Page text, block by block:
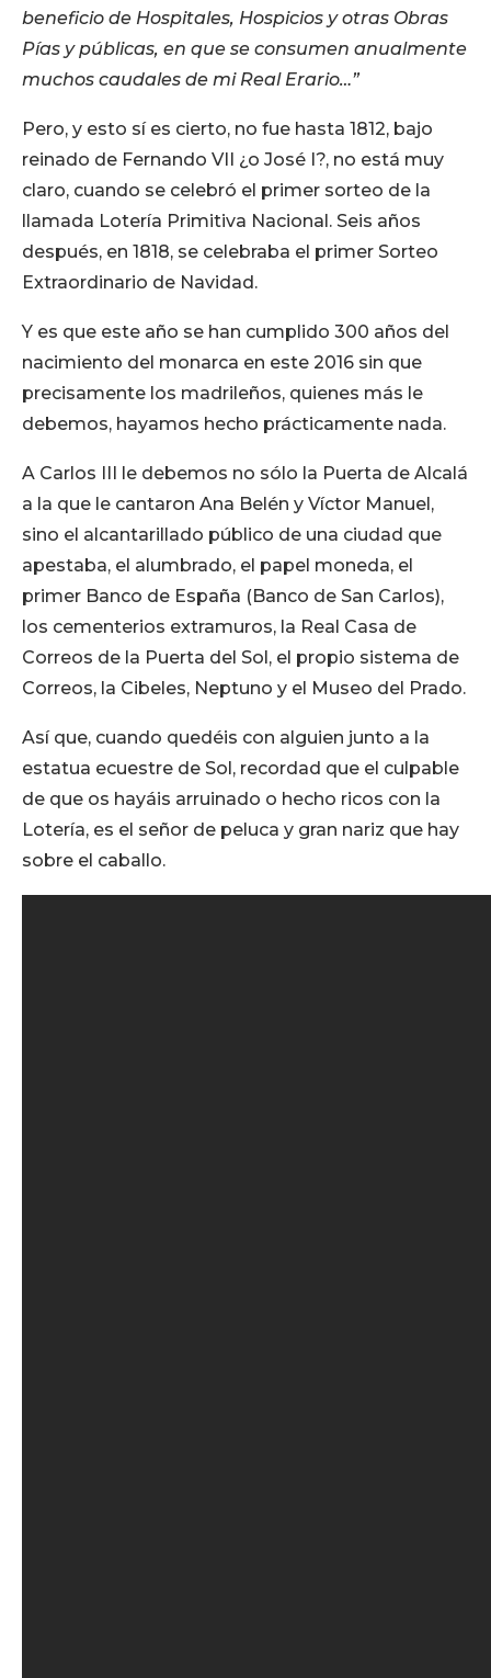
beneficio de Hospitales, Hospicios y otras Obras
Pías y públicas, en que se consumen anualmente
muchos caudales de mi Real Erario…”
Pero, y esto sí es cierto, no fue hasta 1812, bajo
reinado de Fernando VII ¿o José I?, no está muy
claro, cuando se celebró el primer sorteo de la
llamada Lotería Primitiva Nacional. Seis años
después, en 1818, se celebraba el primer Sorteo
Extraordinario de Navidad.
Y es que este año se han cumplido 300 años del
nacimiento del monarca en este 2016 sin que
precisamente los madrileños, quienes más le
debemos, hayamos hecho prácticamente nada.
A Carlos III le debemos no sólo la Puerta de Alcalá
a la que le cantaron Ana Belén y Víctor Manuel,
sino el alcantarillado público de una ciudad que
apestaba, el alumbrado, el papel moneda, el
primer Banco de España (Banco de San Carlos),
los cementerios extramuros, la Real Casa de
Correos de la Puerta del Sol, el propio sistema de
Correos, la Cibeles, Neptuno y el Museo del Prado.
Así que, cuando quedéis con alguien junto a la
estatua ecuestre de Sol, recordad que el culpable
de que os hayáis arruinado o hecho ricos con la
Lotería, es el señor de peluca y gran nariz que hay
sobre el caballo.